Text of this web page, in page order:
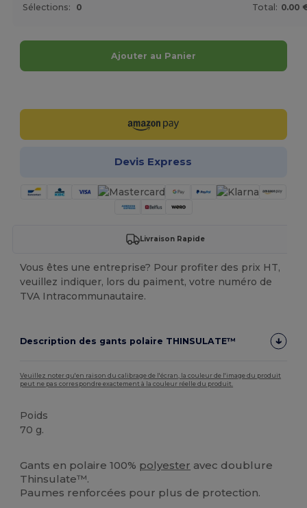
Sélections: 0 Total: 0.00
Ajouter au Panier
Devis Express
Livraison Rapide
Vous êtes une entreprise? Pour profiter des prix HT,
veuillez indiquer, lors du paiment, votre numéro de
TVA Intracommunautaire.
Description des gants polaire THINSULATE™
Veuillez noter qu'en raison du calibrage de l'écran, la couleur de l'image du produit
peut ne pas correspondre exactement à la couleur réelle du produit.
Poids
70 g.
Gants en polaire 100% polyester avec doublure
Thinsulate™.
Paumes renforcées pour plus de protection.